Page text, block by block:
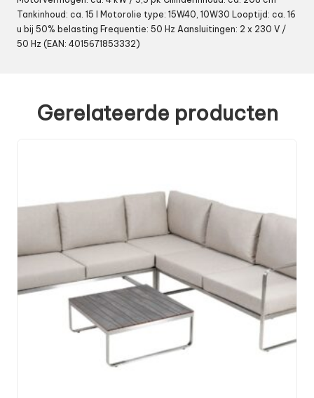
Tankinhoud: ca. 15 l Motorolie type: 15W40, 10W30 Looptijd: ca. 16
u bij 50% belasting Frequentie: 50 Hz Aansluitingen: 2 x 230 V /
50 Hz (EAN: 4015671853332)
Gerelateerde producten